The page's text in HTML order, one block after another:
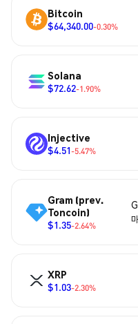
Bitcoin
$64,340.00-0.30%
Solana
$72.62-1.90%
Injective
$4.51-5.47%
Gram (prev.
Toncoin)
$1.35-2.64%
XRP
$1.03-2.30%